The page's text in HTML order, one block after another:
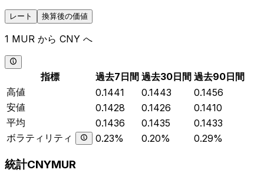
レート 換算後の価値
1 MUR から CNY へ
指標 過去7日間 過去30日間 過去90日間
高値
0.1441 0.1443
0.1456
安値
0.1428 0.1426
0.1410
平均
0.1436 0.1435
0.1433
ボラティリティ
0.23% 0.20% 0.29%
統計CNYMUR